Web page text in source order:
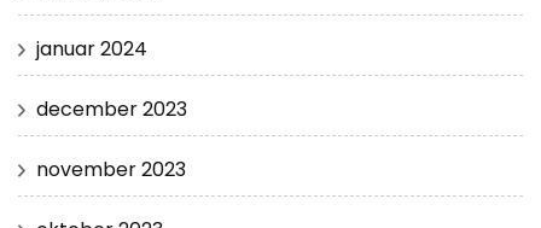
januar 2024
december 2023
november 2023